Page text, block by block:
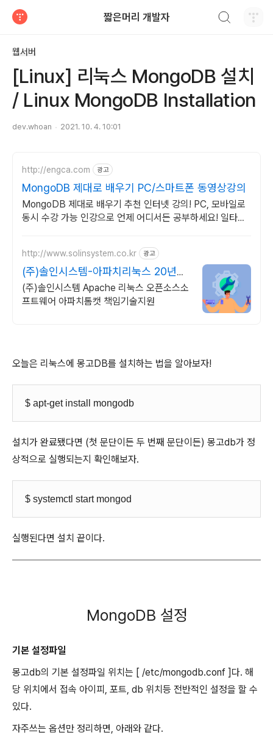
짧은머리 개발자
웹서버
[Linux] 리눅스 MongoDB 설치
/ Linux MongoDB Installation
dev.whoan 2021. 10. 4. 10:01
http://engca.com 광고
MongoDB 제대로 배우기 PC/스마트폰 동영상강의
MongoDB 제대로 배우기 추천 인터넷 강의! PC, 모바일로
동시 수강 가능 인강으로 언제 어디서든 공부하세요! 일타강
http://www.solinsystem.co.kr 광고
(주)솔인시스템-아파치리눅스 20년이
상 기술지원 노하우
(주)솔인시스템 Apache 리눅스 오픈소스소
프트웨어 아파치톰캣 책임기술지원
오늘은 리눅스에 몽고DB를 설치하는 법을 알아보자!
$ apt-get install mongodb
설치가 완료됐다면 (첫 문단이든 두 번째 문단이든) 몽고db가 정
상적으로 실행되는지 확인해보자.
$ systemctl start mongod
실행된다면 설치 끝이다.
MongoDB 설정
기본 설정파일
몽고db의 기본 설정파일 위치는 [ /etc/mongodb.conf ]다. 해
당 위치에서 접속 아이피, 포트, db 위치등 전반적인 설정을 할 수
있다.
자주쓰는 옵션만 정리하면, 아래와 같다.